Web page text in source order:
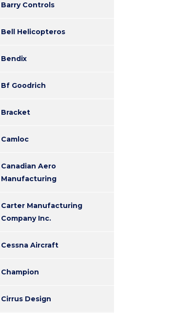
Barry Controls
Bell Helicopteros
Bendix
Bf Goodrich
Bracket
Camloc
Canadian Aero
Manufacturing
Carter Manufacturing
Company Inc.
Cessna Aircraft
Champion
Cirrus Design